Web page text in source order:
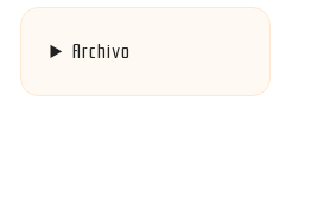
Archivo